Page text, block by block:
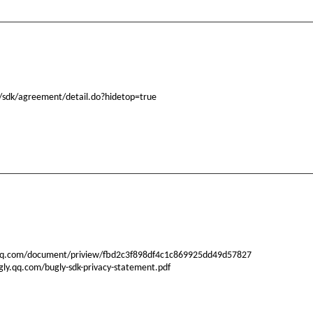
agreement/detail.do?hidetop=true
document/priview/fbd2c3f898df4c1c869925dd49d57827
bugly-sdk-privacy-statement.pdf